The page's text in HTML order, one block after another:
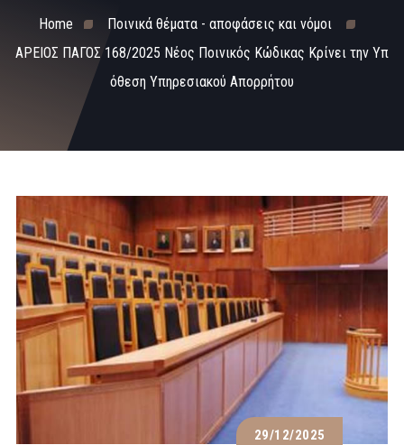
Home
Ποινικά θέματα - αποφάσεις και νόμοι
ΑΡΕΙΟΣ ΠΑΓΟΣ 168/2025 Νέος Ποινικός Κώδικας Κρίνει την Υπ
όθεση Υπηρεσιακού Απορρήτου
29/12/2025